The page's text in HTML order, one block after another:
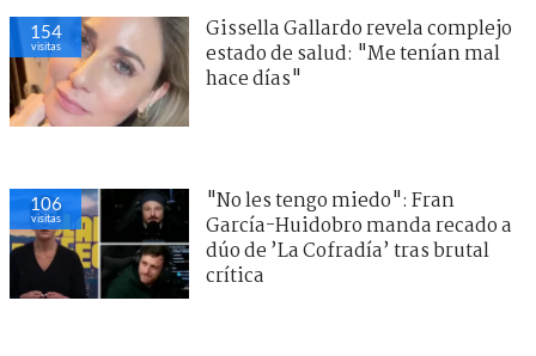
154
visitas
Gissella Gallardo revela complejo
estado de salud: "Me tenían mal
hace días"
106
visitas
"No les tengo miedo": Fran
García-Huidobro manda recado a
dúo de ’La Cofradía’ tras brutal
crítica